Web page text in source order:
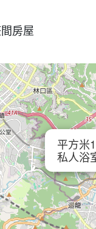
房屋
平方米
私人浴